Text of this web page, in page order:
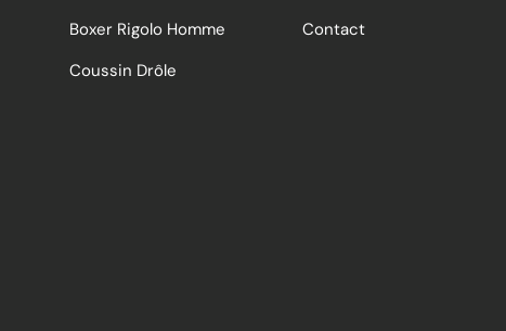
Boxer Rigolo Homme
Coussin Drôle
Contact